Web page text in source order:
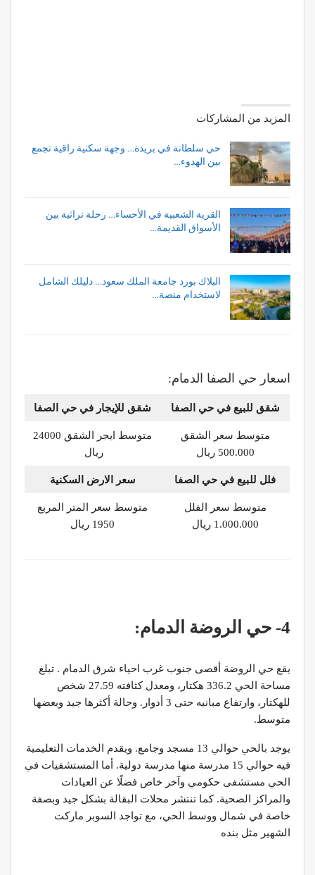
المزيد من المشاركات
حي سلطانة في بريدة… وجهة سكنية راقية تجمع
بين الهدوء…
القرية الشعبية في الأحساء… رحلة تراثية بين
الأسواق القديمة…
البلاك بورد جامعة الملك سعود… دليلك الشامل
لاستخدام منصة…
اسعار حي الصفا الدمام:
شقق للبيع في حي الصفا شقق للإيجار في حي الصفا
متوسط سعر الشقق
500.000 ريال
متوسط ايجر الشقق 24000
ريال
فلل للبيع في حي الصفا سعر الارض السكنية
متوسط سعر الفلل
1.000.000 ريال
متوسط سعر المتر المربع
1950 ريال
4- حي الروضة الدمام:
يقع حي الروضة أقصى جنوب غرب احياء شرق الدمام . تبلغ
مساحة الحي 336.2 هكتار، ومعدل كثافته 27.59 شخص
للهكتار، وارتفاع مبانيه حتى 3 أدوار. وحالة أكثرها جيد وبعضها
متوسط.
يوجد بالحي حوالي 13 مسجد وجامع. ويقدم الخدمات التعليمية
فيه حوالي 15 مدرسة منها مدرسة دولية. أما المستشفيات في
الحي مستشفى حكومي وآخر خاص فضلًا عن العيادات
والمراكز الصحية. كما تنتشر محلات البقالة بشكل جيد وبصفة
خاصة في شمال ووسط الحي، مع تواجد السوبر ماركت
الشهير مثل بنده